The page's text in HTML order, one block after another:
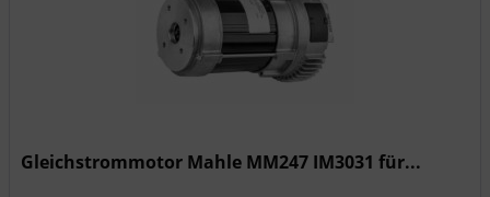
Gleichstrommotor Mahle MM247 IM3031 für...